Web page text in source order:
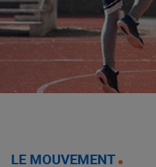
LE MOUVEMENT